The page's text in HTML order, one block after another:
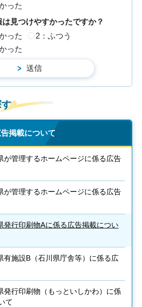
った
見つけやすかったですか？
った
2：ふつう
った
掲載について
が管理するホームページに係る広告
が管理するホームページに係る広告
発行印刷物Aに係る広告掲載につい
有施設B（石川県庁舎等）に係る広
発行印刷物（もっといしかわ）に係
て